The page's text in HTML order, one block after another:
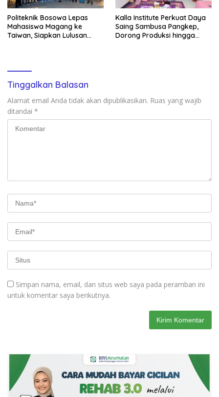
Politeknik Bosowa Lepas
Mahasiswa Magang ke
Taiwan, Siapkan Lulusan
Kalla Institute Perkuat Daya
Saing Sambusa Pangkep,
Dorong Produksi hingga
Tinggalkan Balasan
Alamat email Anda tidak akan dipublikasikan. Ruas yang wajib
ditandai *
Simpan nama, email, dan situs web saya pada peramban ini
untuk komentar saya berikutnya.